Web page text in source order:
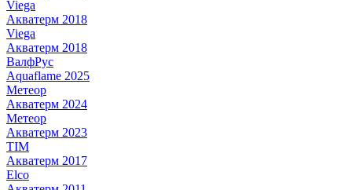
Viega
Акватерм 2018
Viega
Акватерм 2018
ВалфРус
Aquaflame 2025
Метеор
Акватерм 2024
Метеор
Акватерм 2023
TIM
Акватерм 2017
Elco